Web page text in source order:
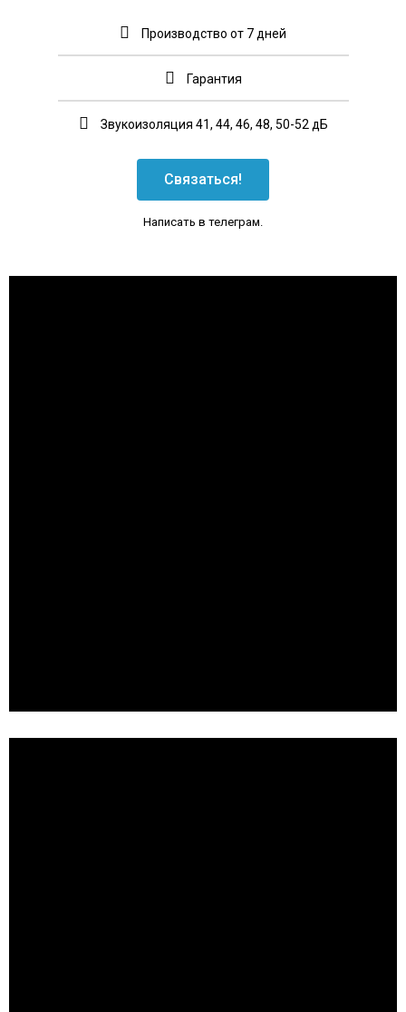
Производство от 7 дней
Гарантия
Звукоизоляция 41, 44, 46, 48, 50-52 дБ
Связаться!
Написать в телеграм.